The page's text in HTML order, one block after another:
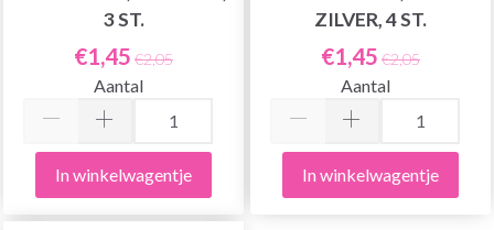
3 ST.
€1,45 €2,05
Aantal
In winkelwagentje
ZILVER, 4 ST.
€1,45 €2,05
Aantal
In winkelwagentje